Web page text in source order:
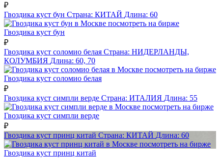
₽
Гвоздика куст бун Страна: КИТАЙ Длина: 60
посмотреть на бирже
Гвоздика куст бун
₽
Гвоздика куст соломио белая Страна: НИДЕРЛАНДЫ,
КОЛУМБИЯ Длина: 60, 70
посмотреть на бирже
Гвоздика куст соломио белая
₽
Гвоздика куст симпли верде Страна: ИТАЛИЯ Длина: 55
посмотреть на бирже
Гвоздика куст симпли верде
₽
Гвоздика куст принц китай Страна: КИТАЙ Длина: 60
посмотреть на бирже
Гвоздика куст принц китай